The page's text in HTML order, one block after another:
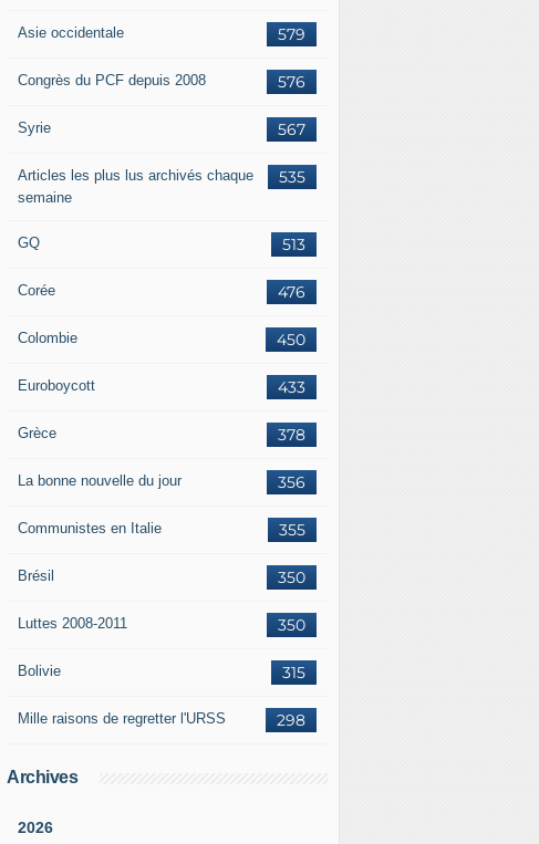
579
Asie occidentale
576
Congrès du PCF depuis 2008
567
Syrie
535
Articles les plus lus archivés chaque
semaine
513
GQ
476
Corée
450
Colombie
433
Euroboycott
378
Grèce
356
La bonne nouvelle du jour
355
Communistes en Italie
350
Brésil
350
Luttes 2008-2011
315
Bolivie
298
Mille raisons de regretter l'URSS
Archives
2026